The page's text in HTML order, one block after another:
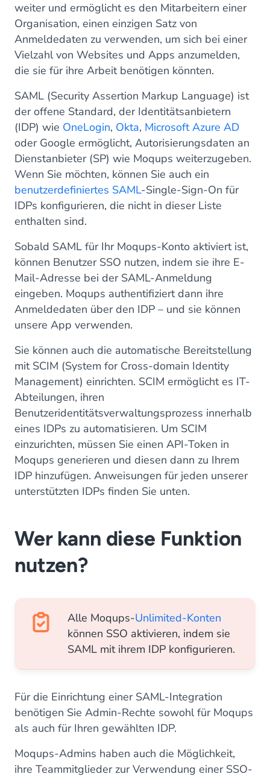
weiter und ermöglicht es den Mitarbeitern einer
Organisation, einen einzigen Satz von
Anmeldedaten zu verwenden, um sich bei einer
Vielzahl von Websites und Apps anzumelden,
die sie für ihre Arbeit benötigen könnten.
SAML (Security Assertion Markup Language) ist
der offene Standard, der Identitätsanbietern
(IDP) wie OneLogin, Okta, Microsoft Azure AD
oder Google ermöglicht, Autorisierungsdaten an
Dienstanbieter (SP) wie Moqups weiterzugeben.
Wenn Sie möchten, können Sie auch ein
benutzerdefiniertes SAML-Single-Sign-On für
IDPs konfigurieren, die nicht in dieser Liste
enthalten sind.
Sobald SAML für Ihr Moqups-Konto aktiviert ist,
können Benutzer SSO nutzen, indem sie ihre E-
Mail-Adresse bei der SAML-Anmeldung
eingeben. Moqups authentifiziert dann ihre
Anmeldedaten über den IDP – und sie können
unsere App verwenden.
Sie können auch die automatische Bereitstellung
mit SCIM (System for Cross-domain Identity
Management) einrichten. SCIM ermöglicht es IT-
Abteilungen, ihren
Benutzeridentitätsverwaltungsprozess innerhalb
eines IDPs zu automatisieren. Um SCIM
einzurichten, müssen Sie einen API-Token in
Moqups generieren und diesen dann zu Ihrem
IDP hinzufügen. Anweisungen für jeden unserer
unterstützten IDPs finden Sie unten.
Wer kann diese Funktion
nutzen?
Alle Moqups-Unlimited-Konten
können SSO aktivieren, indem sie
SAML mit ihrem IDP konfigurieren.
Für die Einrichtung einer SAML-Integration
benötigen Sie Admin-Rechte sowohl für Moqups
als auch für Ihren gewählten IDP.
Moqups-Admins haben auch die Möglichkeit,
ihre Teammitglieder zur Verwendung einer SSO-